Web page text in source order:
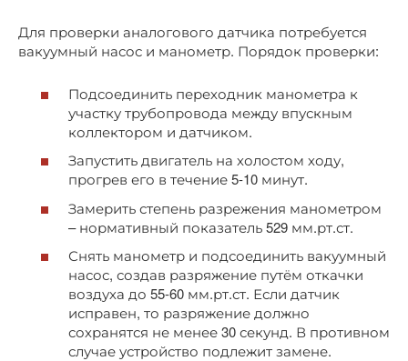
Для проверки аналогового датчика потребуется
вакуумный насос и манометр. Порядок проверки:
Подсоединить переходник манометра к
участку трубопровода между впускным
коллектором и датчиком.
Запустить двигатель на холостом ходу,
прогрев его в течение 5-10 минут.
Замерить степень разрежения манометром
– нормативный показатель 529 мм.рт.ст.
Снять манометр и подсоединить вакуумный
насос, создав разряжение путём откачки
воздуха до 55-60 мм.рт.ст. Если датчик
исправен, то разряжение должно
сохранятся не менее 30 секунд. В противном
случае устройство подлежит замене.